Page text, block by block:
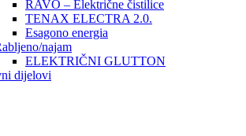
RAVO – Električne čistilice
TENAX ELECTRA 2.0.
Esagono energia
najam
ELEKTRIČNI GLUTTON
dijelovi